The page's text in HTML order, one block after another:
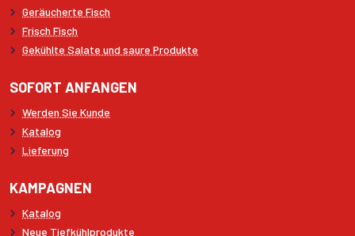
Geräucherte Fisch
Frisch Fisch
Gekühlte Salate und saure Produkte
SOFORT ANFANGEN
Werden Sie Kunde
Katalog
Lieferung
KAMPAGNEN
Katalog
Neue Tiefkühlprodukte